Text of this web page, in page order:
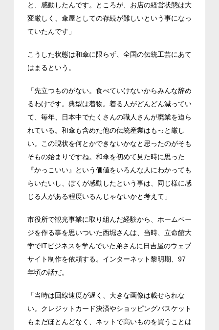
と、感動したんです。ところが、お店の経営状態は大
変厳しく、傘屋としての存続が難しいという事になっ
ていたんです」
こうした状態は和傘に限らず、全国の伝統工芸にあて
はまるという。
「先立つものがない。食べていけないからみんな辞め
るわけです。典型は着物。着る人がどんどん減ってい
て、毎年、日本中でたくさんの職人さんが廃業を迫ら
れている。和傘も含めた他の伝統産業はもっと厳し
い。この現状を何とかできないかなと思ったのがそも
そもの始まりですね。和傘を初めて見た時に思った
『かっこいい』という価値をいろんな人にわかっても
らいたいし、ぼくが感動したという事は、同じ様に感
じる人がある程度いるんじゃないかと考えて」
市役所で観光事業に取り組んだ経験から、ホームペー
ジを作る事を思いついた西堀さんは、当時、立命館大
学でITビジネスを学んでいた弟さんに日吉屋のウェブ
サイト制作を依頼する。インターネット黎明期、97
年頃の話だ。
「当時は回線速度が遅く、大きな画像は載せられな
い。クレジットカード決済やショッピングバスケット
もまだほとんどなく、ネットで高いものを買うことは